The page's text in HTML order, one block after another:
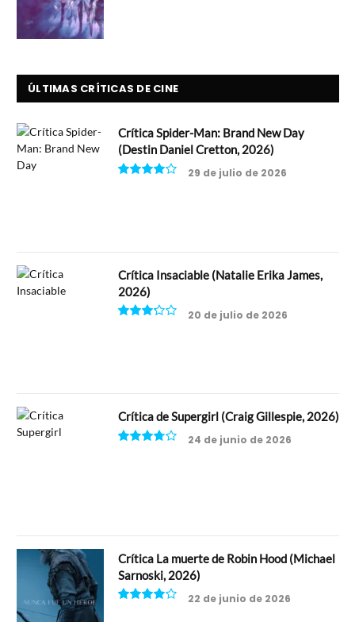
ÚLTIMAS CRÍTICAS DE CINE
Crítica Spider-Man: Brand New Day
(Destin Daniel Cretton, 2026)
29 de julio de 2026
Crítica Insaciable (Natalie Erika James,
2026)
20 de julio de 2026
Crítica de Supergirl (Craig Gillespie, 2026)
24 de junio de 2026
Crítica La muerte de Robin Hood (Michael
Sarnoski, 2026)
22 de junio de 2026